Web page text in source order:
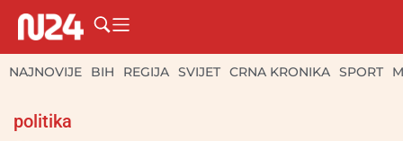
NAJNOVIJE BIH REGIJA SVIJET CRNA KRONIKA SPORT
politika